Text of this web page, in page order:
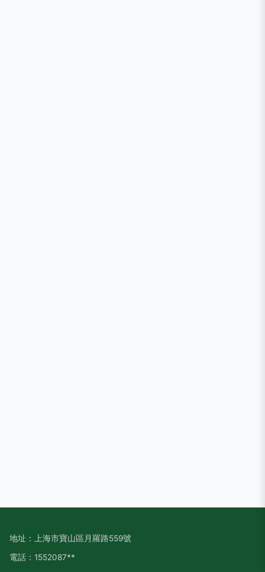
地址：上海市寶山區月羅路559號
電話：1552087**